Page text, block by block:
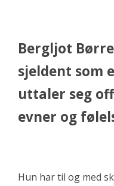
Bergljot
sjeldent som
uttaler seg
evner og
Hun har til og med